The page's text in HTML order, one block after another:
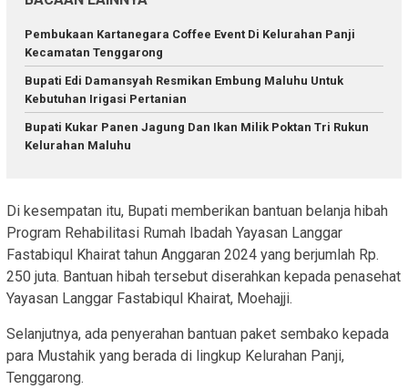
Pembukaan Kartanegara Coffee Event Di Kelurahan Panji
Kecamatan Tenggarong
Bupati Edi Damansyah Resmikan Embung Maluhu Untuk
Kebutuhan Irigasi Pertanian
Bupati Kukar Panen Jagung Dan Ikan Milik Poktan Tri Rukun
Kelurahan Maluhu
Di kesempatan itu, Bupati memberikan bantuan belanja hibah
Program Rehabilitasi Rumah Ibadah Yayasan Langgar
Fastabiqul Khairat tahun Anggaran 2024 yang berjumlah Rp.
250 juta. Bantuan hibah tersebut diserahkan kepada penasehat
Yayasan Langgar Fastabiqul Khairat, Moehajji.
Selanjutnya, ada penyerahan bantuan paket sembako kepada
para Mustahik yang berada di lingkup Kelurahan Panji,
Tenggarong.